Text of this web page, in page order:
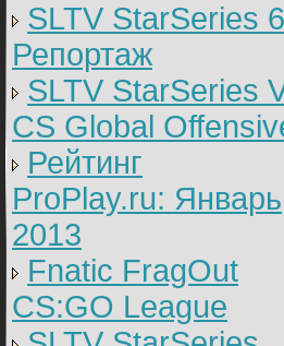
SLTV StarSeries
Репортаж
SLTV StarSeries
CS Global
Рейтинг
ProPlay.ru: Январь
2013
Fnatic FragOut
CS:GO League